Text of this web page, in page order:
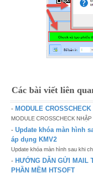
Các bài viết liên
- MODULE
MODULE CROSSCHECK
- Update khóa màn hình
áp dụng KMV2
Update khóa màn hình sau khi
- HƯỚNG DẪN GỬI MAIL
PHẦN MỀM HTSOFT